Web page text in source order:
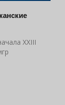
XXIII